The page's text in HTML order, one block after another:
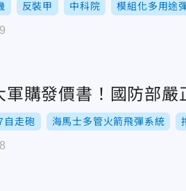
反裝甲 中科院 模組化多用途
軍購發價書！國防部
自走砲 海馬士多管火箭飛彈系統